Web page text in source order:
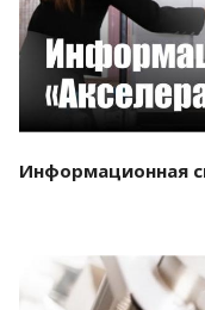
Информационная